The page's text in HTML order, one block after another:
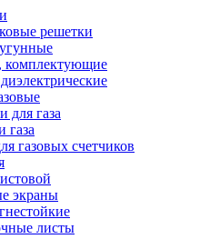
решетки
комплектующие
для газа
газа
газовых счетчиков
экраны
листы